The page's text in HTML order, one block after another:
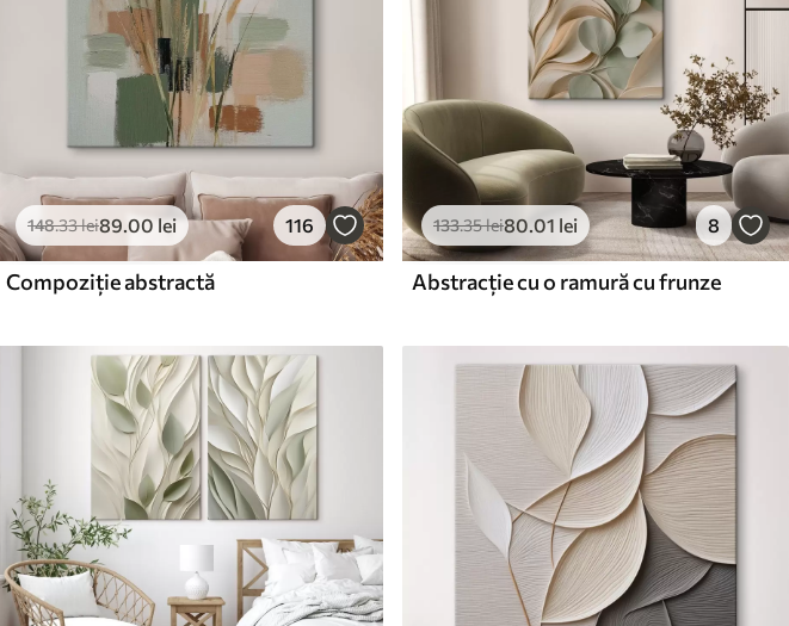
148.33lei89.00 lei 116
Compoziție abstractă
133.35lei80.01 lei 8
Abstracție cu o ramură cu frunze